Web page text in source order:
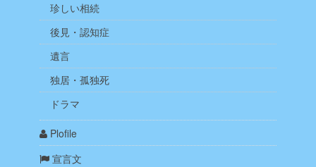
珍しい相続
後見・認知症
遺言
独居・孤独死
ドラマ
Plofile
宣言文